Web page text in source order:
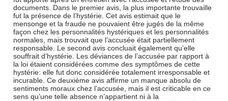
documents. Dans le premier avis, la plus importante trouvaille
fut la présence de l’hystérie. Cet avis estimait que le
mensonge et la fraude ne pouvaient être jugés de la même
façon chez les personnalités hystériques et les personnalités
normales, mais trouvait que l’accusée était partiellement
responsable. Le second avis concluait également qu’elle
souffrait d’hystérie. Les déviances de l’accusée par rapport à
la loi étaient considérées comme des symptômes de cette
hystérie: elle fut donc considérée totalement irresponsable et
incurable. Ce deuxième avis affirme un manque absolu de
sentiments moraux chez l’accusée, mais il est criticable en ce
sens qu’une telle absence n’appartient ni à la